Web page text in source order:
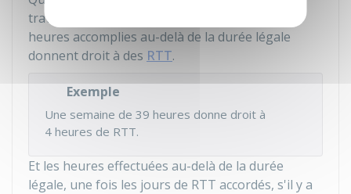
travail supérieure à 35 heures par semaine, les
heures accomplies au-delà de la durée légale
donnent droit à des RTT.
Exemple
Une semaine de 39 heures donne droit à
4 heures de RTT.
Et les heures effectuées au-delà de la durée
légale, une fois les jours de RTT accordés, s'il y a